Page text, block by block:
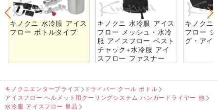
キノクニ 水冷服 アイス
フロー ボトルタイプ
キノクニ 水冷服 アイス
フロー メッシュ・水冷
服 アイスフロー ベスト
チャック+水冷服 アイ
スフロー ファスナー
キノクニ
フロー
グ・アイ
キノクニエンタープライズ
ドライバー クール ボトル
アイスフロー ヘルメット用クーリングシステム ハンガードライヤー 他
水冷服 アイスフロー 単品